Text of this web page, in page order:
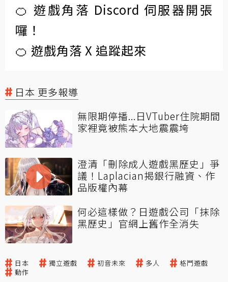
🍊 遊戲角落 Discord 伺服器開張
囉！
🍊 遊戲角落 X 追蹤起來
日本 更多報導
無限期停播...日VTuber住院期間
家裡竟被熊本大地震震垮
澄清「刪除成人遊戲黑歷史」爭
議！Laplacian揭銀行融資、作
品版權內幕
何必這樣做？日遊戲公司「抹除
黑歷史」官網上舊作全消失
日本 獨立遊戲 初音未來 多人
格鬥遊戲
動作